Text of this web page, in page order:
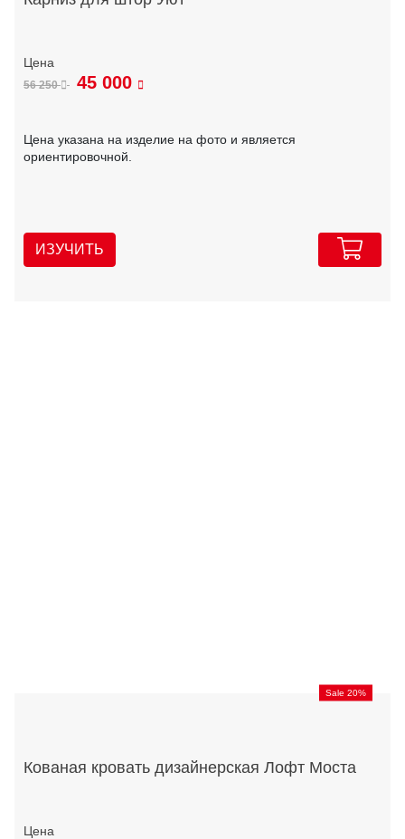
56 250 45 000
Цена указана на изделие на фото и является
ориентировочной.
ИЗУЧИТЬ
Sale 20%
Кованая кровать дизайнерская Лофт Моста